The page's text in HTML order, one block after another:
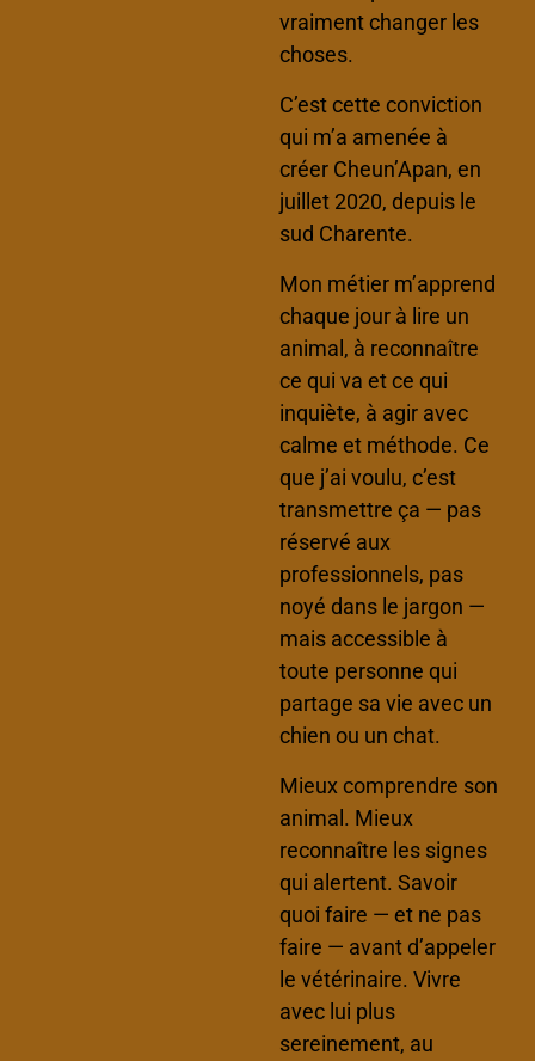
vraiment changer les
choses.
C’est cette conviction
qui m’a amenée à
créer Cheun’Apan, en
juillet 2020, depuis le
sud Charente.
Mon métier m’apprend
chaque jour à lire un
animal, à reconnaître
ce qui va et ce qui
inquiète, à agir avec
calme et méthode. Ce
que j’ai voulu, c’est
transmettre ça — pas
réservé aux
professionnels, pas
noyé dans le jargon —
mais accessible à
toute personne qui
partage sa vie avec un
chien ou un chat.
Mieux comprendre son
animal. Mieux
reconnaître les signes
qui alertent. Savoir
quoi faire — et ne pas
faire — avant d’appeler
le vétérinaire. Vivre
avec lui plus
sereinement, au